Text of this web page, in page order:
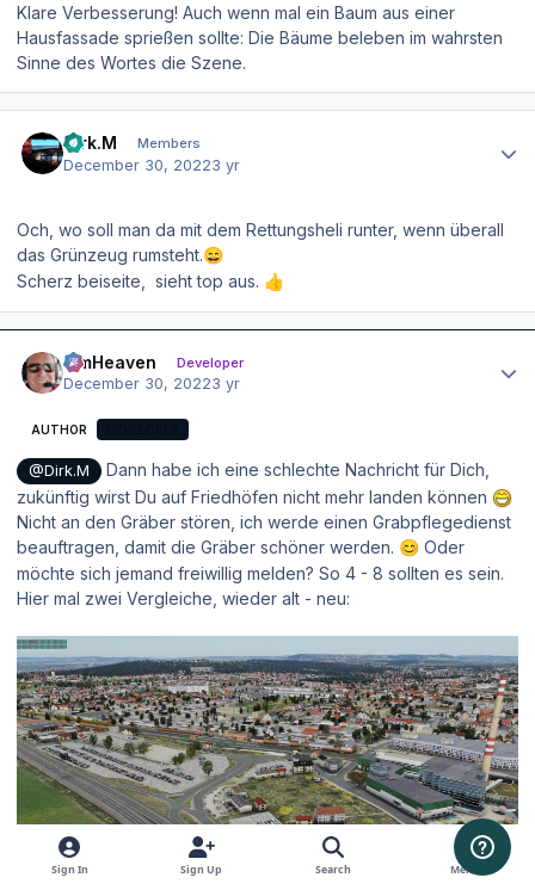
Klare Verbesserung! Auch wenn mal ein Baum aus einer
Hausfassade sprießen sollte: Die Bäume beleben im wahrsten
Sinne des Wortes die Szene.
Dirk.M Members
December 30, 20223 yr
Och, wo soll man da mit dem Rettungsheli runter, wenn überall
das Grünzeug rumsteht.😄
Scherz beiseite, sieht top aus. 👍
simHeaven Developer
December 30, 20223 yr
AUTHOR
@Dirk.M
Dann habe ich eine schlechte Nachricht für Dich,
zukünftig wirst Du auf Friedhöfen nicht mehr landen können
Nicht an den Gräber stören, ich werde einen Grabpflegedienst
beauftragen, damit die Gräber schöner werden. 😊 Oder
möchte sich jemand freiwillig melden? So 4 - 8 sollten es sein.
Hier mal zwei Vergleiche, wieder alt - neu:
Sign In Sign Up Search Menu